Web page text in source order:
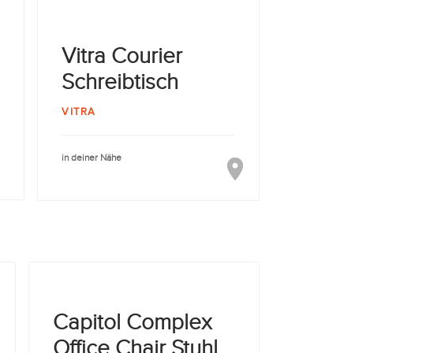
Vitra Courier
Schreibtisch
VITRA
in deiner Nähe
Capitol Complex